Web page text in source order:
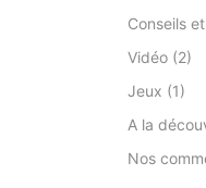
Conseils
Vidéo (2)
Jeux (1)
A la
Nos